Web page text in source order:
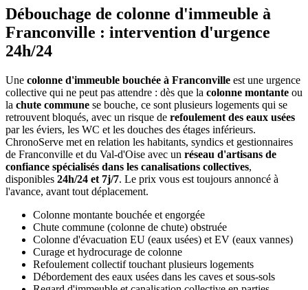
Débouchage de colonne d'immeuble à
Franconville : intervention d'urgence
24h/24
Une colonne d'immeuble bouchée à Franconville est une urgence
collective qui ne peut pas attendre : dès que la colonne montante ou
la chute commune se bouche, ce sont plusieurs logements qui se
retrouvent bloqués, avec un risque de refoulement des eaux usées
par les éviers, les WC et les douches des étages inférieurs.
ChronoServe met en relation les habitants, syndics et gestionnaires
de Franconville et du Val-d'Oise avec un réseau d'artisans de
confiance spécialisés dans les canalisations collectives,
disponibles 24h/24 et 7j/7. Le prix vous est toujours annoncé à
l'avance, avant tout déplacement.
Colonne montante bouchée et engorgée
Chute commune (colonne de chute) obstruée
Colonne d'évacuation EU (eaux usées) et EV (eaux vannes)
Curage et hydrocurage de colonne
Refoulement collectif touchant plusieurs logements
Débordement des eaux usées dans les caves et sous-sols